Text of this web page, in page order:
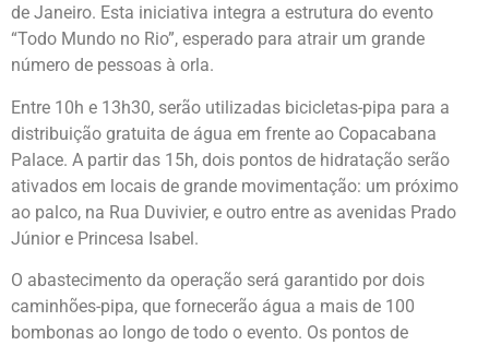
de Janeiro. Esta iniciativa integra a estrutura do evento
“Todo Mundo no Rio”, esperado para atrair um grande
número de pessoas à orla.
Entre 10h e 13h30, serão utilizadas bicicletas-pipa para a
distribuição gratuita de água em frente ao Copacabana
Palace. A partir das 15h, dois pontos de hidratação serão
ativados em locais de grande movimentação: um próximo
ao palco, na Rua Duvivier, e outro entre as avenidas Prado
Júnior e Princesa Isabel.
O abastecimento da operação será garantido por dois
caminhões-pipa, que fornecerão água a mais de 100
bombonas ao longo de todo o evento. Os pontos de